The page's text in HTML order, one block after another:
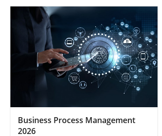
Business Process Management
2026